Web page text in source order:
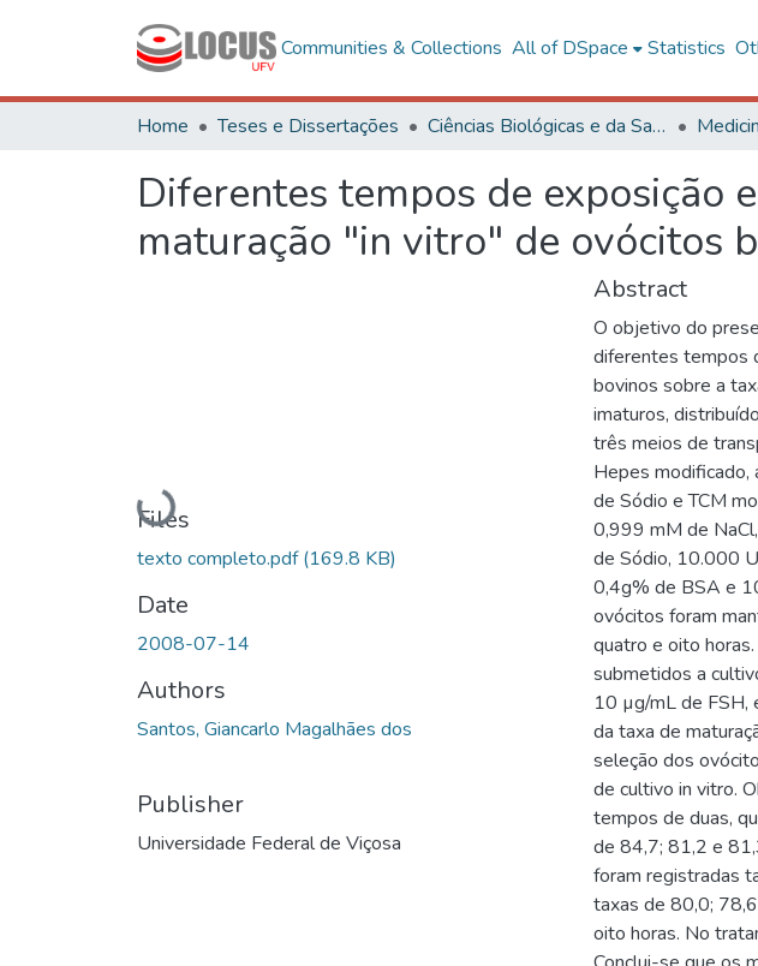
Communities & Collections All of DSpace Statistics
Home Teses e Dissertações Ciências Biológicas e da Saúde
Diferentes tempos de exposição
maturação "in vitro" de ovócitos
Loading...
Files
texto completo.pdf(169.8 KB)
Date
2008-07-14
Authors
Santos, Giancarlo Magalhães dos
Publisher
Universidade Federal de Viçosa
Abstract
O objetivo do
diferentes tempos
bovinos sobre a
imaturos,
três meios de
Hepes
de Sódio e TCM
0,999 mM de
de Sódio, 10.000
0,4g% de BSA e
ovócitos foram
quatro e oito
submetidos a
10 µg/mL de FSH,
da taxa de
seleção dos
de cultivo in vitro.
tempos de duas,
de 84,7; 81,2 e
foram registradas
taxas de 80,0;
oito horas. No